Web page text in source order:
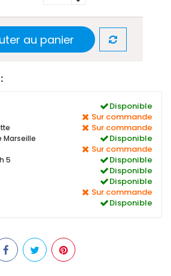
au panier
Disponible
Sur commande
Sur commande
Marseille Disponible
Sur commande
5 Disponible
Disponible
Disponible
Sur commande
Disponible